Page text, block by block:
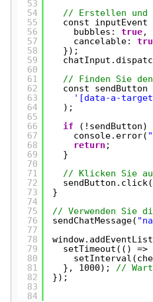
53
54
55
56
57
58
59
60
61
62
63
64
65
66
67
68
69
70
71
72
73
74
75
76
77
78
79
80
81
82
83
84
// Erstellen und
const inputEvent
bubbles: true,
cancelable:
});
// Finden Sie den
const sendButton
'[data-a-
);
if
(!sendButton)
console.error(
return ;
}
// Klicken Sie auf
}
// Verwenden Sie
sendChatMessage(
setTimeout(() =>
}, 1000); //
});